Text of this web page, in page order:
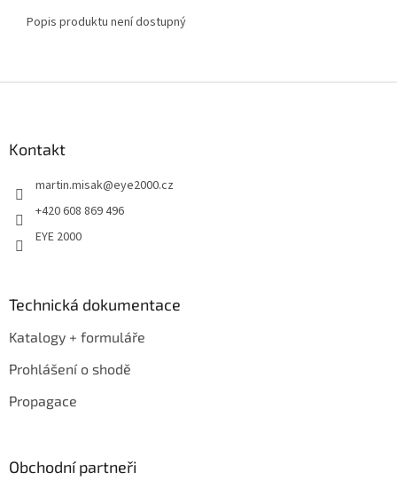
Popis produktu není dostupný
Kontakt
martin.misak@eye2000.cz
+420 608 869 496
EYE 2000
Technická dokumentace
Katalogy + formuláře
Prohlášení o shodě
Propagace
Obchodní partneři